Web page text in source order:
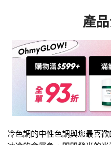
產
冷色調的中性色調與您最喜